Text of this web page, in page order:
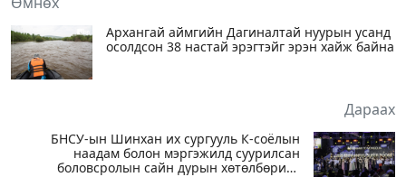
Архангай аймгийн Дагиналтай нуурын усанд
осолдсон 38 настай эрэгтэйг эрэн хайж байна
Дараах
БНСУ-ын Шинхан их сургууль К-соёлын
наадам болон мэргэжилд суурилсан
боловсролын сайн дурын хөтөлбөрийг